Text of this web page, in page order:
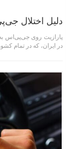
دلیل اختلال
پارازیت روی جی‌پی‌اس به
در ایران، که در تمام